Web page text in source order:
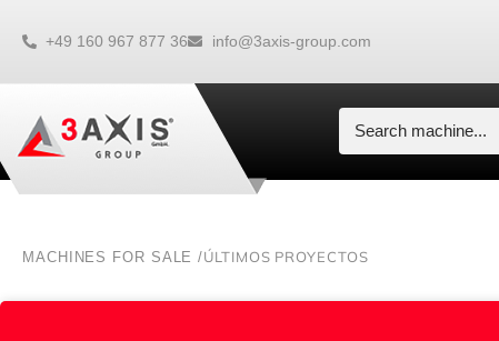
+49 160 967 877 36 info@3axis-group.com
MACHINES FOR SALE /ÚLTIMOS PROYECTOS